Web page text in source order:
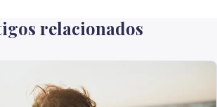
relacionados